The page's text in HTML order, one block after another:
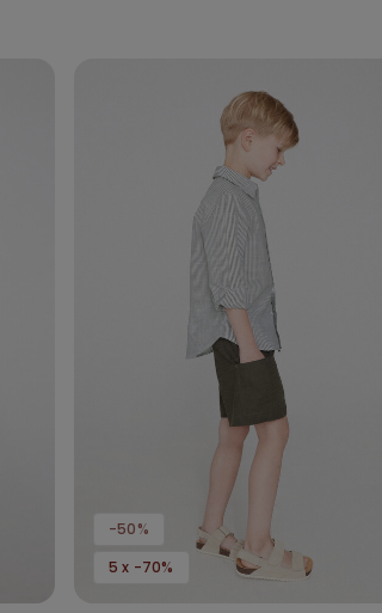
-50%
5 x -70%